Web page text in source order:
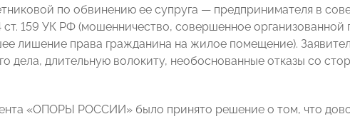
по обвинению ее супруга — предпринимателя в
ст. 159 УК РФ (мошенничество, совершенное организованной
лишение права гражданина на жилое помещение).
дела, длительную волокиту, необоснованные отказы со
«ОПОРЫ РОССИИ» было принято решение о том, что